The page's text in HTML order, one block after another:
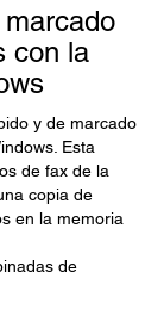
con la
y de marcado
Esta
de fax de la
copia de
en la memoria
de